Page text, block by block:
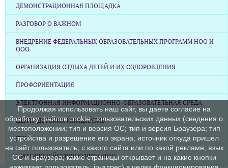
ДЕМОНСТРАЦИОННАЯ ПЛОЩАДКА
РАЗГОВОР О ВАЖНОМ
ВНЕДРЕНИЕ ФЕДЕРАЛЬНЫХ ОБРАЗОВАТЕЛЬНЫХ ПРОГРАММ НОО И
ООО
ОРГАНИЗАЦИЯ ОТДЫХА ДЕТЕЙ И ИХ ОЗДОРОВЛЕНИЯ
ПРОФОРИЕНТАЦИЯ
ЭЛЕКТРОННАЯ ИНФОРМАЦИОННО-ОБРАЗОВАТЕЛЬНАЯ СРЕДА
ЦЕНТР ДЕТСКИХ ИНИЦИАТИВ
ГТО
ПРОТИВОДЕЙСТВИЕ КОРРУПЦИИ
Продолжая использовать наш сайт, вы даете согласие на
обработку файлов cookie, пользовательских данных (сведения о
местоположении; тип и версия ОС; тип и версия Браузера; тип
устройства и разрешение его экрана; источник откуда пришел
на сайт пользователь; с какого сайта или по какой рекламе; язык
ОС и Браузера; какие страницы открывает и на какие кнопки